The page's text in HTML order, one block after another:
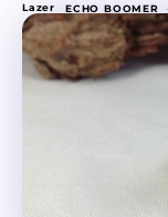
Lazer ECHO BOOMER -